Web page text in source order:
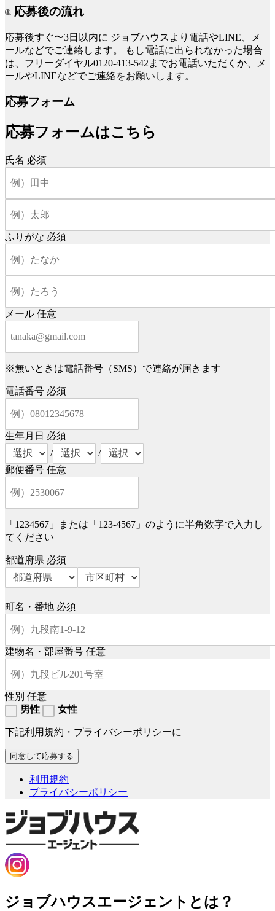
応募後の流れ
応募後すぐ〜3日以内に ジョブハウスより電話やLINE、メ
ールなどでご連絡します。
もし電話に出られなかった場合
は、フリーダイヤル0120-413-542までお電話いただくか、メ
ールやLINEなどでご連絡をお願いします。
応募フォーム
応募フォームはこちら
氏名 必須
ふりがな 必須
メール 任意
※無いときは電話番号（SMS）で連絡が届きます
電話番号 必須
生年月日 必須
/
/
郵便番号 任意
「1234567」または「123-4567」のように半角数字で入力し
てください
都道府県 必須
町名・番地 必須
建物名・部屋番号 任意
性別 任意
男性
女性
下記利用規約・プライバシーポリシーに
利用規約
プライバシーポリシー
ジョブハウスエージェントとは？